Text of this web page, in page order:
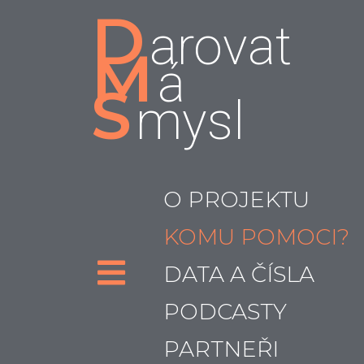
Darovat
Má
Smysl
O PROJEKTU
KOMU POMOCI?
DATA A ČÍSLA
PODCASTY
PARTNEŘI